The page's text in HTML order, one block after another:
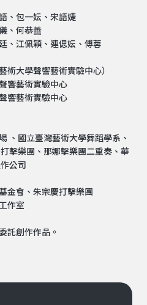
、包一妘、宋語婕
、何恭譱
、江佩穎、連偲妘、傅蓉
術大學聲響藝術實驗中心）
響藝術實驗中心
響藝術實驗中心
、國立臺灣藝術大學舞蹈學系、
擊樂團、那娜擊樂團二重奏、華
公司
金會、朱宗慶打擊樂團
作室
託創作作品。